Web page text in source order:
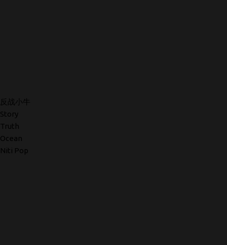
反战小牛
Story
Truth
Ocean
Niti Pop